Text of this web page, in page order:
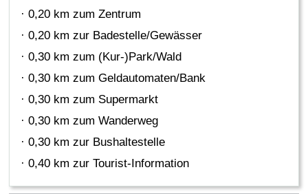
· 0,20 km zum Zentrum
· 0,20 km zur Badestelle/Gewässer
· 0,30 km zum (Kur-)Park/Wald
· 0,30 km zum Geldautomaten/Bank
· 0,30 km zum Supermarkt
· 0,30 km zum Wanderweg
· 0,30 km zur Bushaltestelle
· 0,40 km zur Tourist-Information